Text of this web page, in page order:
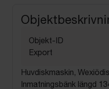
Objekt-ID
Export
Huvdiskmaskin,
Inmatningsbänk längd